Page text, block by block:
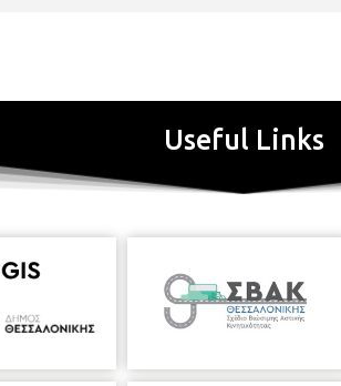
Useful Links